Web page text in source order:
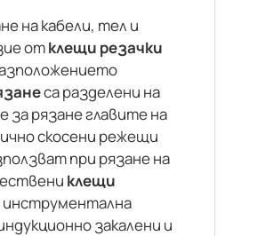
на кабели, тел и
отклещи резачки
са разделени на
за рязане главите на
скосени режещи
при рязане на
клещи
инструментална
закалени и